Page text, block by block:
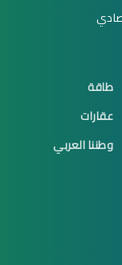
طاقة
عقارات
وطننا العربي